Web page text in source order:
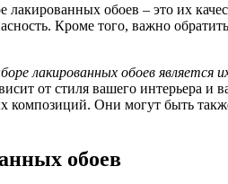
обоев – это их
Кроме того, важно
лакированных обоев является
от стиля вашего интерьера и
композиций. Они могут быть
обоев